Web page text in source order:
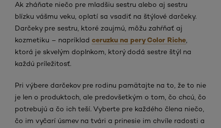
Ak zháňate niečo pre mladšiu sestru alebo aj sestru
blízku vášmu veku, oplatí sa vsadiť na štýlové darčeky.
Darčeky pre sestru, ktoré zaujmú, môžu zahŕňať aj
kozmetiku – napríklad ceruzku na pery Color Riche
ktorá je skvelým doplnkom, ktorý dodá sestre štýl na
každú príležitosť.
Pri výbere darčekov pre rodinu pamätajte na to, že to nie
je len o produktoch, ale predovšetkým o tom, čo chcú, čo
potrebujú a čo ich teší. Vyberte pre každého člena niečo,
čo im vyčarí úsmev na tvári a prinesie im chvíle radosti a